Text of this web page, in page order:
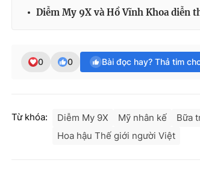
Diễm My 9X và Hồ Vĩnh Khoa diễn
0 0 Bài đọc hay? Thả tim
Từ khóa: Diễm My 9X Mỹ nhân kế Bữa
Hoa hậu Thế giới người Việt